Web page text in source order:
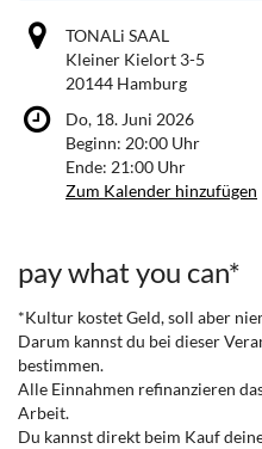
TONALi SAAL
Kleiner Kielort 3-5
20144 Hamburg
Do, 18. Juni 2026
Beginn: 20:00 Uhr
Ende: 21:00 Uhr
Zum Kalender hinzufügen
Produkte
pay what you can*
*Kultur kostet Geld, soll aber
Darum kannst du bei dieser
bestimmen.
Alle Einnahmen refinanzieren
Arbeit.
Du kannst direkt beim Kauf